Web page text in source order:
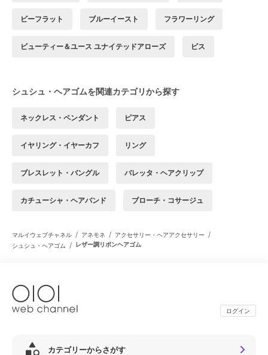
ビーフラット ブルーイースト フラワーリング
ビューティー＆ユース ユナイテッドアローズ ビス
シュシュ・ヘアゴムを関連カテゴリから探す
ネックレス・ペンダント ピアス
イヤリング・イヤーカフ リング
ブレスレット・バングル バレッタ・ヘアクリップ
カチューシャ・ヘアバンド ブローチ・コサージュ
マルイウェブチャネル / アネモネ / アクセサリー・ヘアアクセサリー /
シュシュ・ヘアゴム / レザー調リボンヘアゴム
ログイン
カテゴリーからさがす